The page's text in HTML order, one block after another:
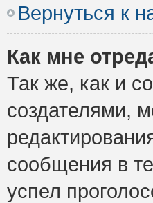
Вернуться к
Как мне
Так же, как и
создателями,
сообщения в
успел